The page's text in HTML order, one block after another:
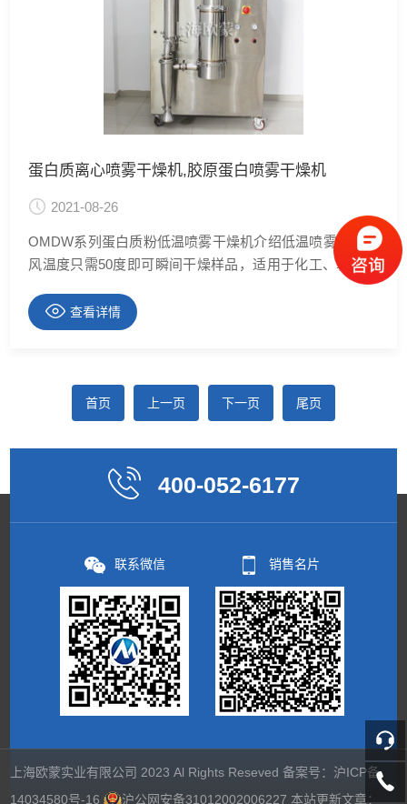
蛋白质离心喷雾干燥机,胶原蛋白喷雾干燥机
2021-08-26
OMDW系列蛋白质粉低温喷雾干燥机介绍低温喷雾干燥进
风温度只需50度即可瞬间干燥样品，适用于化工、轻工、
食品、医药、建材、环保等行业。将以上的溶液、乳浊
液、糊状液的有机物，无机物经喷雾干燥设备经，过几秒
钟后转变成粉状细中颗粒的制品，其热敏性制品可保持
查看详情
首页 上一页 下一页 尾页
400-052-6177
联系微信 销售名片
上海欧蒙实业有限公司 2023 Al Rights Reseved 备案号： 沪ICP备
14034580号-16
沪公网安备31012002006227 本站更新文章：